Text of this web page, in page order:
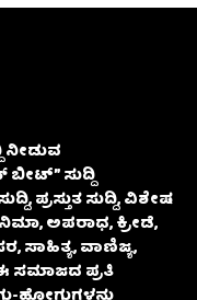
ನೀಡುವ
ಸುದ್ದಿ
ಪ್ರಸ್ತುತ ಸುದ್ದಿ, ವಿಶೇಷ
ಅಪರಾಧ, ಕ್ರೀಡೆ,
ಸಾಹಿತ್ಯ, ವಾಣಿಜ್ಯ,
ಸಮಾಜದ ಪ್ರತಿ